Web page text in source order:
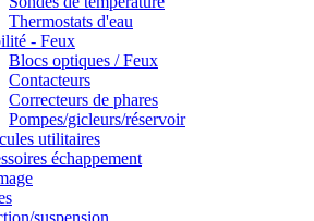
Thermostats d'eau
- Feux
Blocs optiques / Feux
Contacteurs
Correcteurs de phares
Pompes/gicleurs/réservoir
utilitaires
échappement